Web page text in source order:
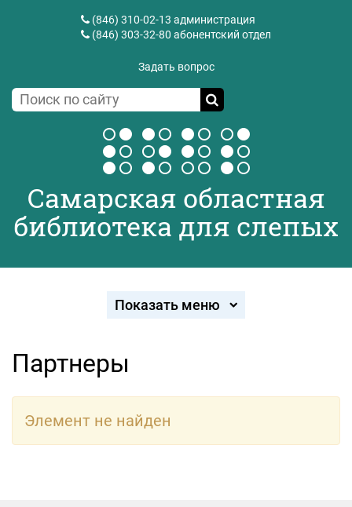
(846) 310-02-13 администрация
(846) 303-32-80 абонентский отдел
Задать вопрос
Самарская областная
библиотека для слепых
Показать меню
Партнеры
Элемент не найден